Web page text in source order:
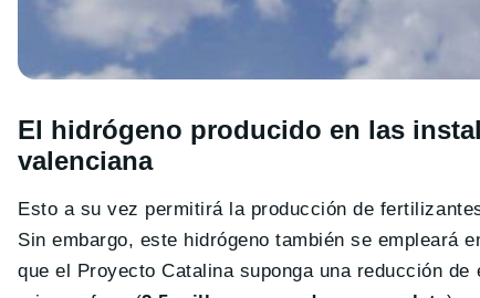
El hidrógeno producido en las
valenciana
Esto a su vez permitirá la producción de
Sin embargo, este hidrógeno también se empleará
que el Proyecto Catalina suponga una reducción